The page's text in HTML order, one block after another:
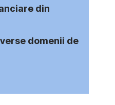
din
domenii de